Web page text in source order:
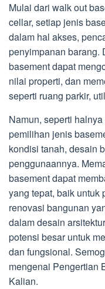
Mulai dari walk out
cellar, setiap jenis
dalam hal akses,
penyimpanan barang.
basement dapat
nilai properti, dan
seperti ruang parkir,
Namun, seperti
pemilihan jenis
kondisi tanah, desain
penggunaannya.
basement dapat
yang tepat, baik untuk
renovasi bangunan
dalam desain
potensi besar untuk
dan fungsional.
mengenai Pengertian
Kalian.